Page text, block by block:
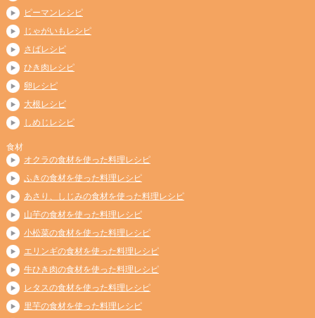
ピーマンレシピ
じゃがいもレシピ
さばレシピ
ひき肉レシピ
卵レシピ
大根レシピ
しめじレシピ
食材
オクラの食材を使った料理レシピ
ふきの食材を使った料理レシピ
あさり、しじみの食材を使った料理レシピ
山芋の食材を使った料理レシピ
小松菜の食材を使った料理レシピ
エリンギの食材を使った料理レシピ
牛ひき肉の食材を使った料理レシピ
レタスの食材を使った料理レシピ
里芋の食材を使った料理レシピ